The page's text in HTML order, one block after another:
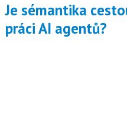
Je sémantika cestou pro efektivnější
práci AI agentů?